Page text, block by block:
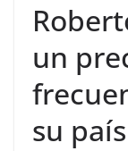
un
su